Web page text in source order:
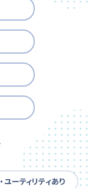
ユーティリティあり